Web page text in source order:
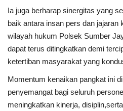
Sumbar
Kepri
Pariwisata
Sulawesi Utara (Sulut)
Ia juga berharap sinergitas yang
baik antara insan pers dan jajaran
wilayah hukum Polsek Sumber
dapat terus ditingkatkan demi
ketertiban masyarakat yang
Momentum kenaikan pangkat ini
penyemangat bagi seluruh
meningkatkan kinerja,